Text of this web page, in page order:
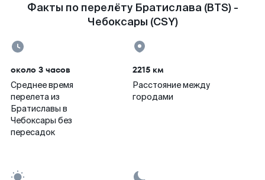
Факты по перелёту Братислава (BTS) -
Чебоксары (CSY)
около 3 часов
Среднее время
перелета из
Братиславы в
Чебоксары без
пересадок
2215 км
Расстояние между
городами